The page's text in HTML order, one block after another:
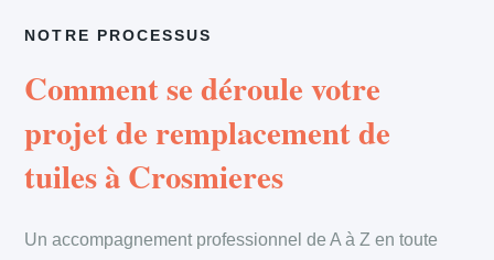
NOTRE PROCESSUS
Comment se déroule votre
projet de remplacement de
tuiles à Crosmieres
Un accompagnement professionnel de A à Z en toute